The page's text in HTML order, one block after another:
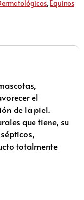
, Equinos
el
de la piel.
que tiene, su
totalmente